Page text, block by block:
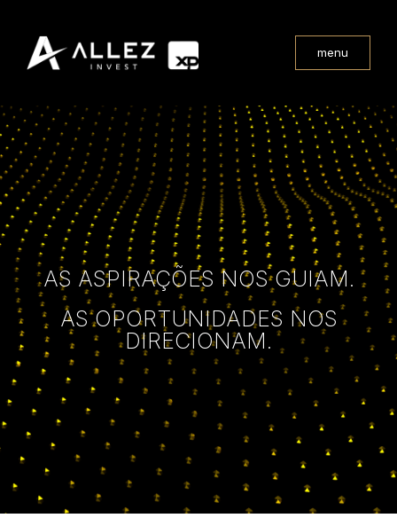
menu
AS ASPIRAÇÕES NOS GUIAM.
AS OPORTUNIDADES NOS
DIRECIONAM.